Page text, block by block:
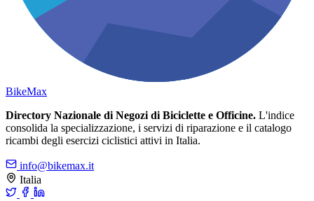
BikeMax
Directory Nazionale di Negozi di Biciclette e Officine. L'indice
consolida la specializzazione, i servizi di riparazione e il catalogo
ricambi degli esercizi ciclistici attivi in Italia.
info@bikemax.it
Italia